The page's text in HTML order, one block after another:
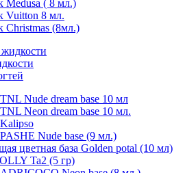
Medusa ( 8 мл.)
Vuitton 8 мл.
Christmas (8мл.)
Nude dream base 10 мл
Neon dream base 10 мл.
Nude base (9 мл.)
цветная база Golden potal (10 мл)
Ta2 (5 гр)